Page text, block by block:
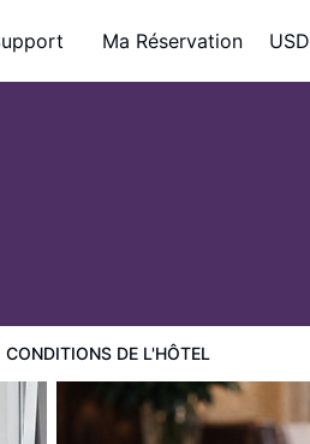
Ma Réservation USD
CONDITIONS DE L'HÔTEL